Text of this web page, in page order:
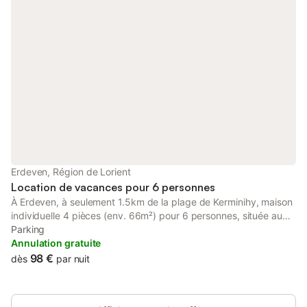
Erdeven, Région de Lorient
Location de vacances pour 6 personnes
À Erdeven, à seulement 1.5km de la plage de Kerminihy, maison
individuelle 4 pièces (env. 66m²) pour 6 personnes, située au
calme. Commerces, port de plaisance et de pêche d’Étel à 2
km. L’emplacement idéal pour profiter des grandes plages de
sable fin et découvrir le littoral du Sud Morbihan. - Entrée
Sud (salon de jardin, store banne) et prolongée par le jardin clos
Parking
Annulation gratuite
dès 98 € par nuit